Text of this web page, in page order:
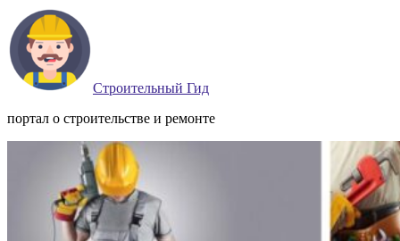
Строительный Гид
портал о строительстве и ремонте